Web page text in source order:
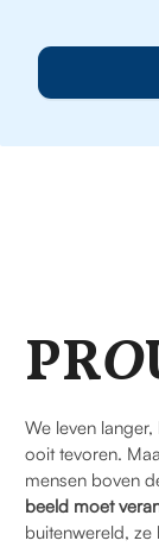
PRO
We leven
ooit tevoren.
mensen boven
beeld moet
buitenwereld, ze